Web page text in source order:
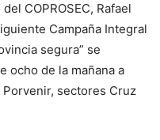
COPROSEC, Rafael
Campaña Integral
segura” se
ocho de la mañana a
sectores Cruz